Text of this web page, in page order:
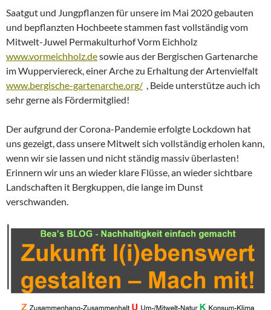
Saatgut und Jungpflanzen für unsere im Mai 2020 gebauten
und bepflanzten Hochbeete stammen fast vollständig vom
Mitwelt-Juwel Permakulturhof Vorm Eichholz
www.vormeichholz.desowie aus der Bergischen Gartenarche
im Wupperviereck, einer Arche zu Erhaltung der Artenvielfalt
www.bergische-gartenarche.org/ , Beide unterstütze auch ich
sehr gerne als Fördermitglied!
Der aufgrund der Corona-Pandemie erfolgte Lockdown hat
uns gezeigt, dass unsere Mitwelt sich vollständig erholen kann,
wenn wir sie lassen und nicht ständig massiv überlasten!
Erinnern wir uns an wieder klare Flüsse, an wieder sichtbare
Landschaften it Bergkuppen, die lange im Dunst
verschwanden.